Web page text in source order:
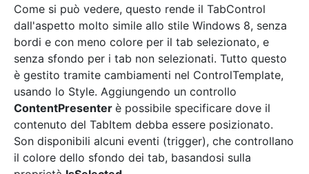
Come si può vedere, questo rende il TabControl
dall'aspetto molto simile allo stile Windows 8, senza
bordi e con meno colore per il tab selezionato, e
senza sfondo per i tab non selezionati. Tutto questo
è gestito tramite cambiamenti nel ControlTemplate,
usando lo Style. Aggiungendo un controllo
ContentPresenter è possibile specificare dove il
contenuto del TabItem debba essere posizionato.
Son disponibili alcuni eventi (trigger), che controllano
il colore dello sfondo dei tab, basandosi sulla